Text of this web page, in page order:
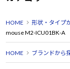
HOME 形状・タイプ
mouse M2-ICU01BK-A
HOME ブランドから